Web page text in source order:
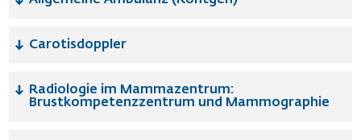
Carotisdoppler
Radiologie im Mammazentrum:
Brustkompetenzzentrum und Mammographie